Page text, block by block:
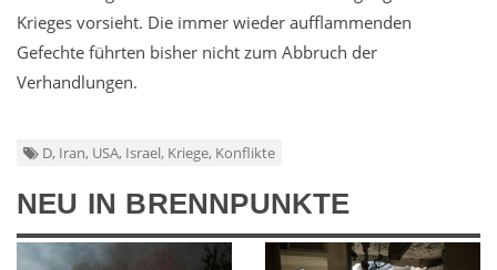
Krieges vorsieht. Die immer wieder aufflammenden
Gefechte führten bisher nicht zum Abbruch der
Verhandlungen.
D, Iran, USA, Israel, Kriege, Konflikte
NEU IN BRENNPUNKTE